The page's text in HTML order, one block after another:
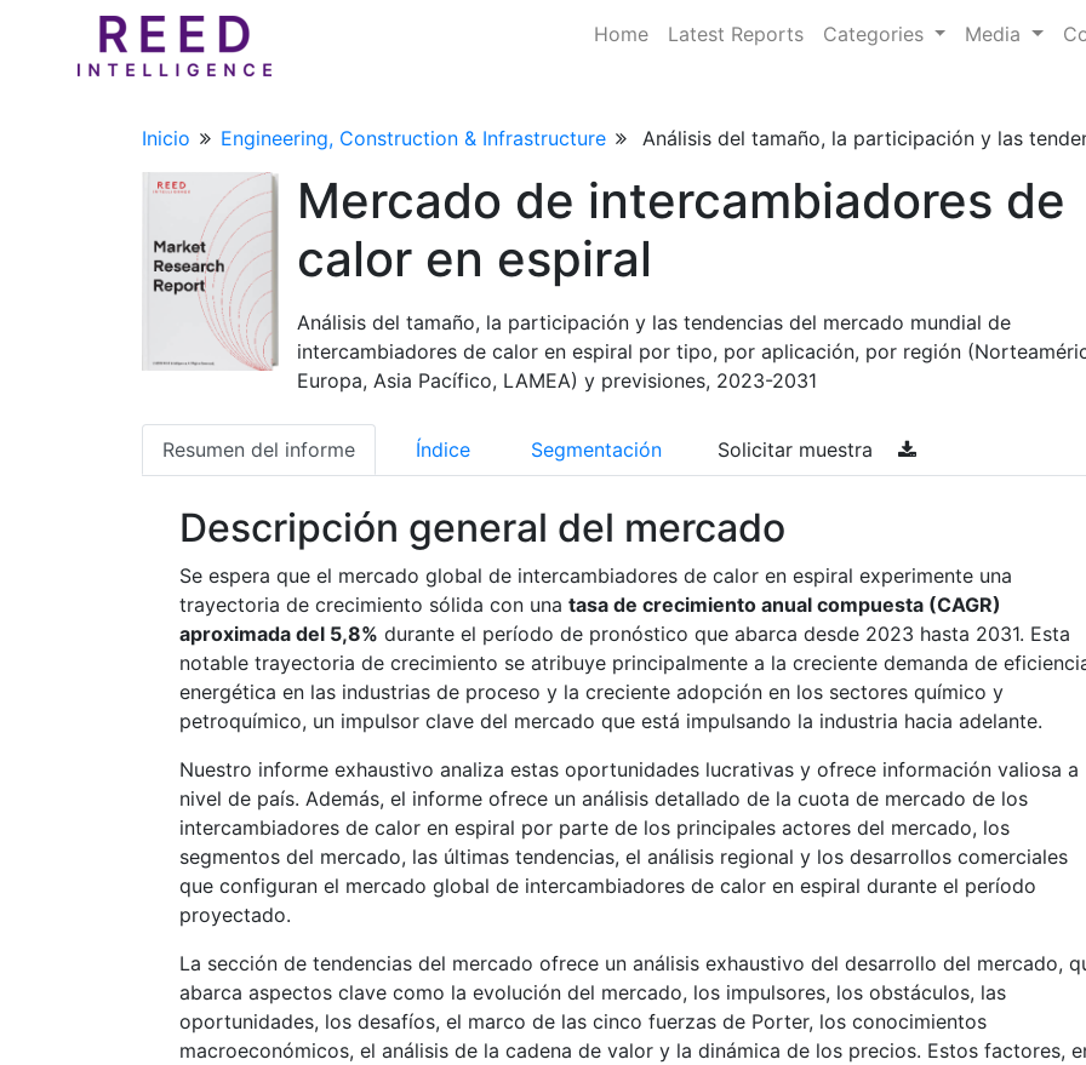
Home Latest Reports Categories Media
Inicio Engineering, Construction & Infrastructure Análisis del tamaño, la participación y las
Mercado de intercambiadores de
calor en espiral
Análisis del tamaño, la participación y las tendencias del mercado mundial de
intercambiadores de calor en espiral por tipo, por aplicación, por región
Europa, Asia Pacífico, LAMEA) y previsiones, 2023-2031
Resumen del informe Índice Segmentación Solicitar muestra
Descripción general del mercado
Se espera que el mercado global de intercambiadores de calor en espiral experimente una
trayectoria de crecimiento sólida con una tasa de crecimiento anual compuesta (CAGR)
aproximada del 5,8% durante el período de pronóstico que abarca desde 2023 hasta 2031. Esta
notable trayectoria de crecimiento se atribuye principalmente a la creciente demanda de
energética en las industrias de proceso y la creciente adopción en los sectores químico y
petroquímico, un impulsor clave del mercado que está impulsando la industria hacia adelante.
Nuestro informe exhaustivo analiza estas oportunidades lucrativas y ofrece información valiosa a
nivel de país. Además, el informe ofrece un análisis detallado de la cuota de mercado de los
intercambiadores de calor en espiral por parte de los principales actores del mercado, los
segmentos del mercado, las últimas tendencias, el análisis regional y los desarrollos comerciales
que configuran el mercado global de intercambiadores de calor en espiral durante el período
proyectado.
La sección de tendencias del mercado ofrece un análisis exhaustivo del desarrollo del mercado,
abarca aspectos clave como la evolución del mercado, los impulsores, los obstáculos, las
oportunidades, los desafíos, el marco de las cinco fuerzas de Porter, los conocimientos
macroeconómicos, el análisis de la cadena de valor y la dinámica de los precios. Estos factores,